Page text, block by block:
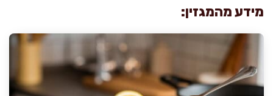
מידע מהמגזין: